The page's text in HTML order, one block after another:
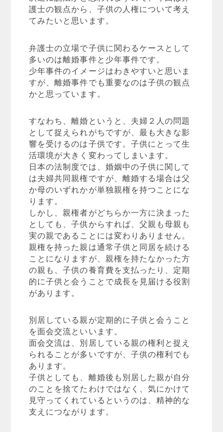
護士の観点から、子供の人権について考え
てみたいと思います。
弁護士の立場で子供に関わるケースとして
多いのは離婚事件と少年事件です。
少年事件のイメージはわきやすいと思いま
すが、離婚事件でも重要なのは子供の観点
かと思っています。
すなわち、離婚というと、夫婦２人の問題
として捉えられがちですが、最も大きな影
響を受けるのは子供です。子供にとって生
活環境が大きく変わってしまいます。
日本の法制度では、婚姻中の子供に関して
は夫婦共同親権ですが、離婚する場合は父
か母のいずれかが単独親権を持つことにな
ります。
しかし、親権者がどちらか一方に決まった
としても、子供からすれば、父親も母親も
実の親であることには変わりありません。
親権を持った親は通常子供と同居を続ける
ことになりますが、親権を持たなかった方
の親も、子供の養育費を支払ったり、定期
的に子供と会うことで成長を見届ける役割
があります。
別居している親が定期的に子供と会うこと
を面会交流といいます。
面会交流は、別居している親の権利と捉え
られることが多いですが、子供の権利でも
あります。
子供としても、離婚後も別居した親が自分
のことを捨てたわけではなく、気にかけて
見守ってくれているというのは、精神的な
支えにつながります。